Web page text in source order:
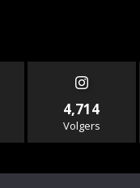
4,714
Volgers